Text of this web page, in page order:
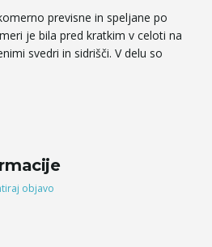
previsne in speljane po
je bila pred kratkim v celoti na
svedri in sidrišči. V delu so
objavo